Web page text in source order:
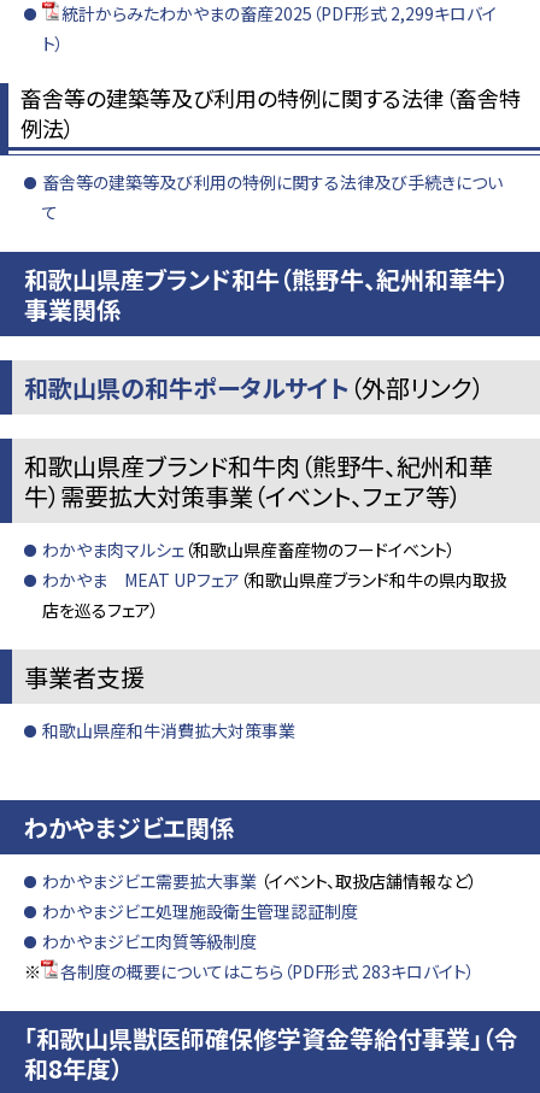
統計からみたわかやまの畜産2025（PDF形式 2,299キロバイ
ト）
畜舎等の建築等及び利用の特例に関する法律（畜舎特
例法）
畜舎等の建築等及び利用の特例に関する法律及び手続きについ
て
和歌山県産ブランド和牛（熊野牛、紀州和華牛）
事業関係
和歌山県の和牛ポータルサイト （外部リンク）
和歌山県産ブランド和牛肉（熊野牛、紀州和華
牛）需要拡大対策事業（イベント、フェア等）
わかやま肉マルシェ （和歌山県産畜産物のフードイベント）
わかやま MEAT UPフェア （和歌山県産ブランド和牛の県内取扱
店を巡るフェア）
事業者支援
和歌山県産和牛消費拡大対策事業
わかやまジビエ関係
わかやまジビエ需要拡大事業 （イベント、取扱店舗情報など）
わかやまジビエ処理施設衛生管理認証制度
わかやまジビエ肉質等級制度
※
各制度の概要についてはこちら（PDF形式 283キロバイト）
「和歌山県獣医師確保修学資金等給付事業」（令
和8年度）